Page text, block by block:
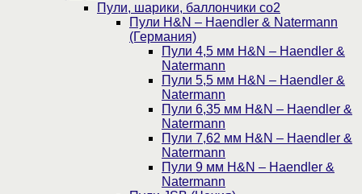
Пули, шарики, баллончики со2
Пули H&N – Haendler & Natermann
(Германия)
Пули 4,5 мм H&N – Haendler &
Natermann
Пули 5,5 мм H&N – Haendler &
Natermann
Пули 6,35 мм H&N – Haendler &
Natermann
Пули 7,62 мм H&N – Haendler &
Natermann
Пули 9 мм H&N – Haendler &
Natermann